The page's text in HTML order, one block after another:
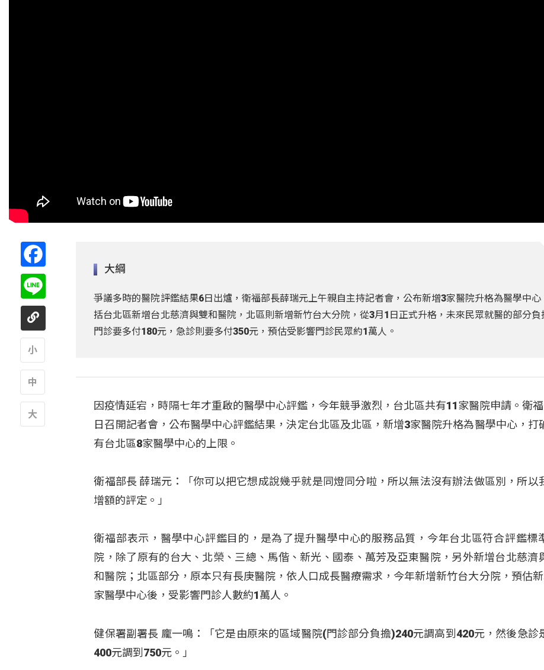
大綱
爭議多時的醫院評鑑結果6日出爐，衛福部長薛瑞元上午親自主持記者會，公布新增3家醫院升格為醫學中心
括台北區新增台北慈濟與雙和醫院，北區則新增新竹台大分院，從3月1日正式升格，未來民眾就醫的部分負
門診要多付180元，急診則要多付350元，預估受影響門診民眾約1萬人。
因疫情延宕，時隔七年才重啟的醫學中心評鑑，今年競爭激烈，台北區共有11家醫院申請。衛
日召開記者會，公布醫學中心評鑑結果，決定台北區及北區，新增3家醫院升格為醫學中心，打
有台北區8家醫學中心的上限。
衛福部長 薛瑞元：「你可以把它想成說幾乎就是同燈同分啦，所以無法沒有辦法做區別，所以
增額的評定。」
衛福部表示，醫學中心評鑑目的，是為了提升醫學中心的服務品質，今年台北區符合評鑑標
院，除了原有的台大、北榮、三總、馬偕、新光、國泰、萬芳及亞東醫院，另外新增台北慈濟
和醫院；北區部分，原本只有長庚醫院，依人口成長醫療需求，今年新增新竹台大分院，預估
家醫學中心後，受影響門診人數約1萬人。
健保署副署長 龐一鳴：「它是由原來的區域醫院(門診部分負擔)240元調高到420元，然後急診
400元調到750元。」